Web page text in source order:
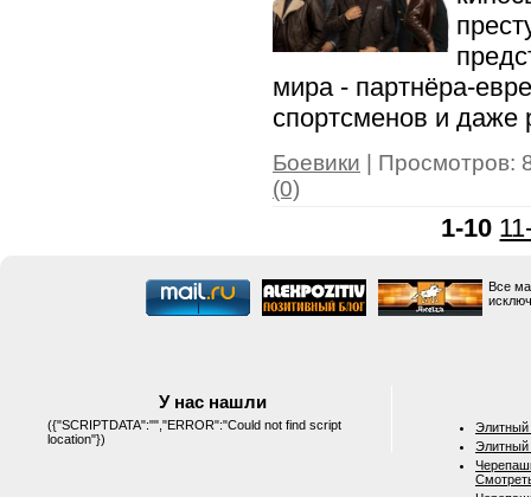
мира - партнёра-
спортсменов и даже
Боевики | Просмотров:
(0)
1-10
Все
У нас нашли
({"SCRIPTDATA":"","ERROR":"Could not find script
location"})
Элитный
Элитный